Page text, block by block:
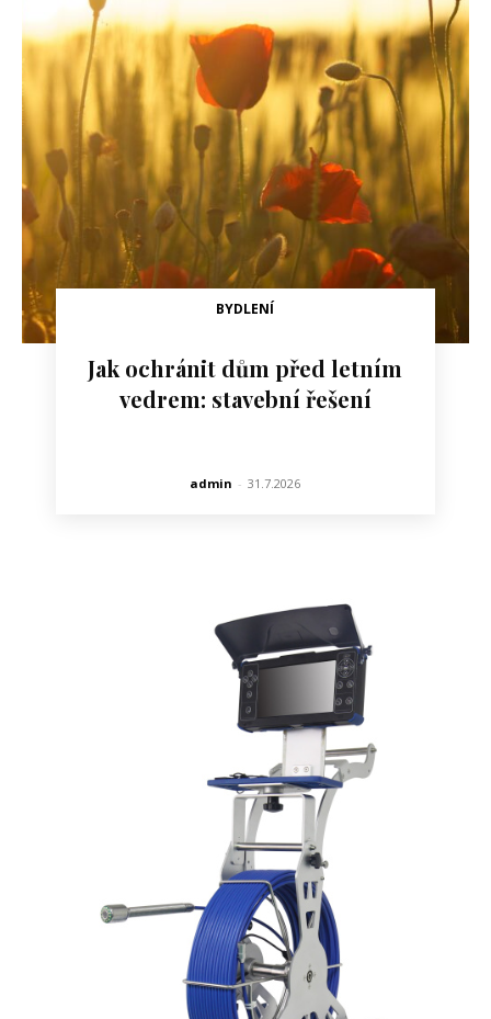
BYDLENÍ
Jak ochránit dům před letním
vedrem: stavební řešení
admin - 31.7.2026